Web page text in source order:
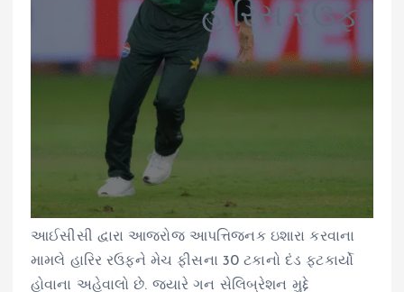
હારિસ રઉફ
આઈસીસી દ્વારા આજરોજ આપત્તિજનક ઇશારા કરવાના
મામલે હારિર રઉફને મેચ ફીસના 30 ટકાનો દંડ ફટકાર્યો
હોવાના અહેવાલો છે. જ્યારે ગન સેલિબ્રેશન મુદ્દે